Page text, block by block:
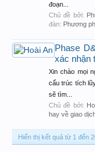
đoạn...
Chủ đề bởi:
đàn: Phương
Phase
xác nhận
Xin chào mọi
cấu trúc tích
sẽ tìm...
Chủ đề bởi:
hay về giao
Hiển thị kết quả từ 1 đến